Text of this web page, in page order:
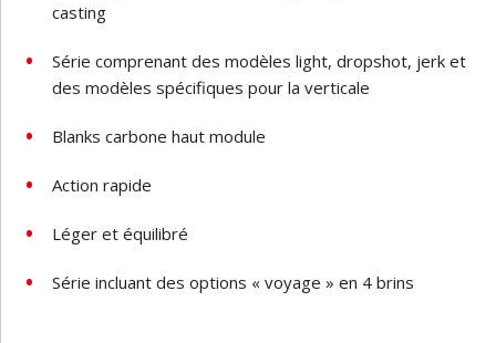
casting
Série comprenant des modèles light, dropshot, jerk et
des modèles spécifiques pour la verticale
Blanks carbone haut module
Action rapide
Léger et équilibré
Série incluant des options « voyage » en 4 brins